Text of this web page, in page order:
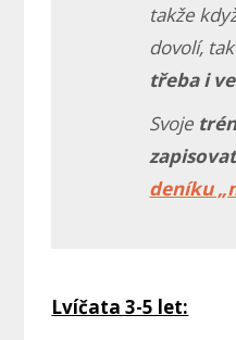
takže
dovolí,
třeba i
Svoje
deníku
Lvíčata 3-5 let: